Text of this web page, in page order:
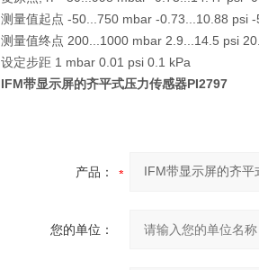
测量值起点 -50...750 mbar -0.73...10.88 psi -
测量值终点 200...1000 mbar 2.9...14.5 psi
设定步距 1 mbar 0.01 psi 0.1 kPa
IFM带显示屏的齐平式压力传感器PI2797
产品：
您的单位：